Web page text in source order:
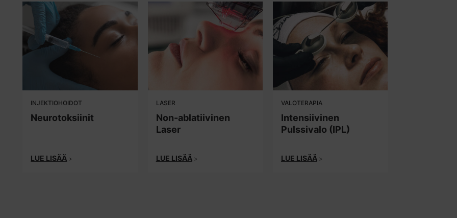
INJEKTIOHOIDOT
Neurotoksiinit
LUE LISÄÄ >
LASER
Non-ablatiivinen
Laser
LUE LISÄÄ>
VALOTERAPIA
Intensiivinen
Pulssivalo (IPL)
LUE LISÄÄ>